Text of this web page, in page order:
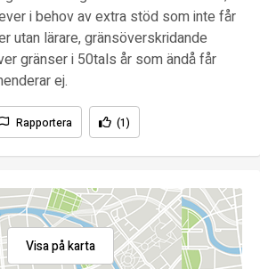
i behov av extra stöd som inte får
utan lärare, gränsöverskridande
gränser i 50tals år som ändå får
ej.
Rapportera (1)
Visa på karta